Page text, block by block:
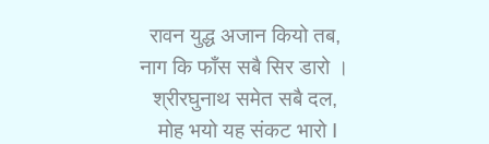
रावन युद्ध अजान कियो तब,
नाग कि फाँस सबै सिर डारो ।
श्रीरघुनाथ समेत सबै दल,
मोह भयो यह संकट भारो I